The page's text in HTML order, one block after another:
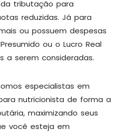
tributação para
reduzidas. Já para
ou possuem despesas
ou o Lucro Real
a serem consideradas.
especialistas em
nutricionista de forma a
maximizando seus
você esteja em